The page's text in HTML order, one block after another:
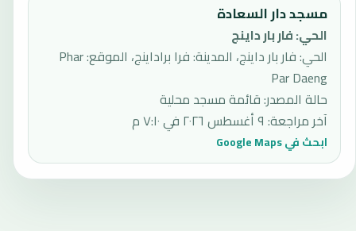
مسجد دار السعادة
الحي:فار بار داينج
الحي: فار بار داينج، المدينة: فرا براداينج، الموقع: Phar
Par Daeng
حالة المصدر:قائمة مسجد محلية
آخر مراجعة: ٩ أغسطس ٢٠٢٦ في ٧:١٠ م
ابحث في Google Maps